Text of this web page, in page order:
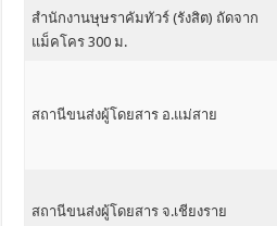
สำนักงานษุษราคัมทัวร์ (รังสิต) ถัดจาก
แม็คโคร 300 ม.
สถานีขนส่งผู้โดยสาร อ.แม่สาย
สถานีขนส่งผู้โดยสาร จ.เชียงราย